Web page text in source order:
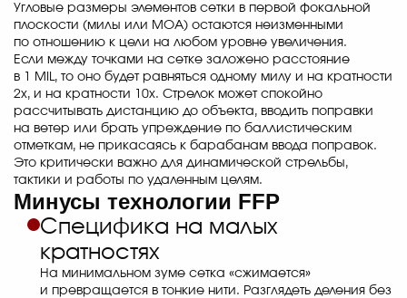
Угловые размеры элементов сетки в первой фокальной
плоскости (милы или MOA) остаются неизменными
по отношению к цели на любом уровне увеличения.
Если между точками на сетке заложено расстояние
в 1 MIL, то оно будет равняться одному милу и на кратности
2х, и на кратности 10х. Стрелок может спокойно
рассчитывать дистанцию до объекта, вводить поправки
на ветер или брать упреждение по баллистическим
отметкам, не прикасаясь к барабанам ввода поправок.
Это критически важно для динамической стрельбы,
тактики и работы по удаленным целям.
Минусы технологии FFP
Специфика на малых
кратностях
На минимальном зуме сетка «сжимается»
и превращается в тонкие нити. Разглядеть деления без